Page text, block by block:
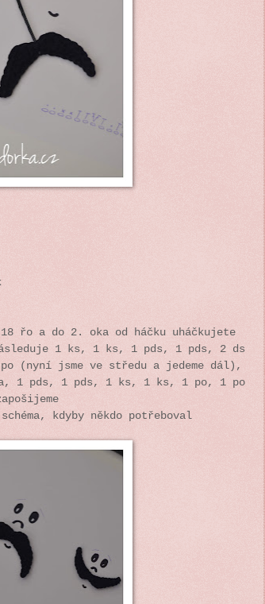
řo a do 2. oka od háčku uháčkujete
1 ks, 1 ks, 1 pds, 1 pds, 2 ds
(nyní jsme ve středu a jedeme dál),
1 pds, 1 pds, 1 ks, 1 ks, 1 po, 1 po
kdyby někdo potřeboval